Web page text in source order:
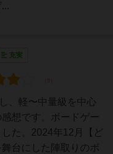
充実
、軽〜中量級を中心
想です。ボードゲー
た。2024年12月【ど
台にした陣取りのボ